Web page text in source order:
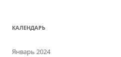
КАЛЕНДАРЬ
Январь 2024